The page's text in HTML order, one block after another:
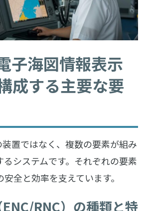
子海図情報表示
成する主要な要
装置ではなく、複数の要素が組み
システムです。それぞれの要素
全と効率を支えています。
RNC）の種類と特